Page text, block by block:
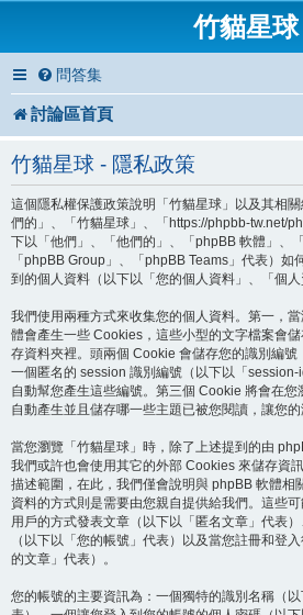
竹貓星球
問答集
討論區首頁
竹貓星球 - 隱私政策
這個隱私權保護政策說明「竹貓星球」以及其相
們的」、「竹貓星球」、「https://phpbb-tw.net/
下以「他們」、「他們的」、「phpBB 軟體」、
「phpBB Group」、「phpBB Teams」代表）
到的個人資料（以下以「您的個人資料」、「個人
我們使用兩種方式來收集您的個人資料。第一，
體會產生一些 Cookies，這些小型的文字檔案會
存資料夾裡。頭兩個 Cookie 會儲存您的識別編
一個匿名的 session 識別編號（以下以「
自動幫您產生這些編號。第三個 Cookie 將會在
自動產生並且儲存哪一些主題已被您閱讀，讓您的
當您瀏覽「竹貓星球」時，除了上述提到的由
我們或許也會使用其它的外部 Cookies 來儲存資
描述範圍，在此，我們僅會說明與 phpBB 軟體相
資料的方式則是需要由您親自提供給我們。這些
用戶的方式發表文章（以下以「匿名文章」代表
（以下以「您的帳號」代表）以及當您註冊和登
的文章」代表）。
您的帳號的主要資訊為：一個獨特的識別名稱（